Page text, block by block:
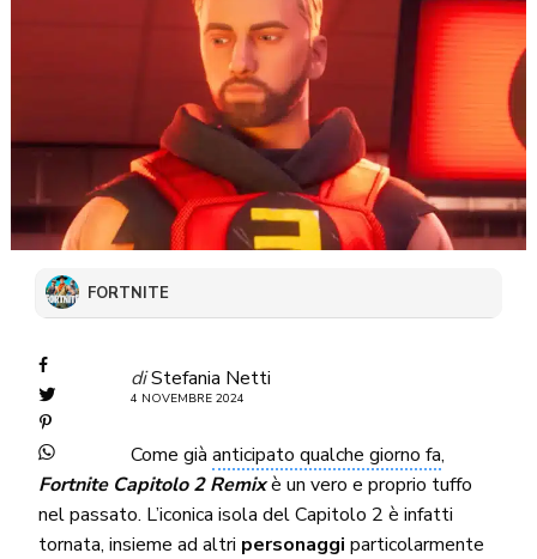
FORTNITE
diStefania Netti
4 NOVEMBRE 2024
Come già anticipato qualche giorno fa,
Fortnite Capitolo 2 Remixè un vero e proprio tuffo
nel passato. L’iconica isola del Capitolo 2 è infatti
tornata, insieme ad altri personaggi particolarmente